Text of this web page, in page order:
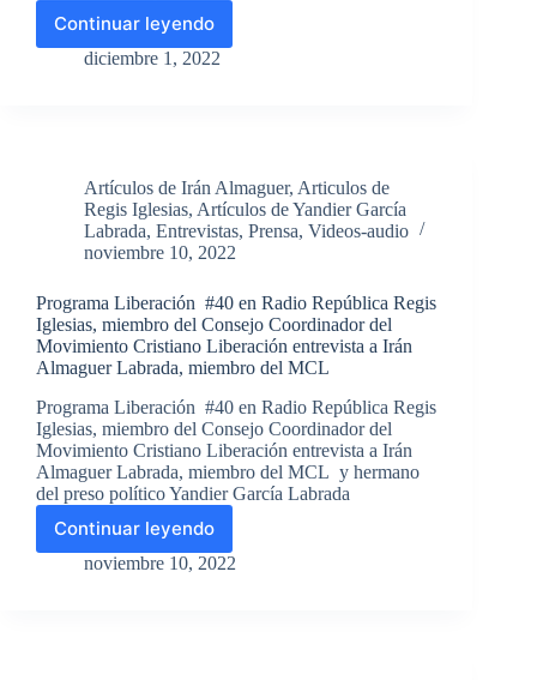
Continuar leyendo
El
preso
Movimiento
Cristiano
Liberación,
recibió
familiar
ayer
30
de
noviembre
diciembre 1, 2022
Artículos de Irán Almaguer, Articulos de
Regis Iglesias, Artículos de Yandier García
Labrada, Entrevistas, Prensa, Videos-audio
noviembre 10, 2022
Programa Liberación #40 en Radio República Regis
Iglesias, miembro del Consejo Coordinador del
Movimiento Cristiano Liberación entrevista a Irán
Almaguer Labrada, miembro del MCL
Programa Liberación #40 en Radio República Regis
Iglesias, miembro del Consejo Coordinador del
Movimiento Cristiano Liberación entrevista a Irán
Almaguer Labrada, miembro del MCL y hermano
del preso político Yandier García Labrada
Continuar leyendo
Programa
Liberación
noviembre 10, 2022